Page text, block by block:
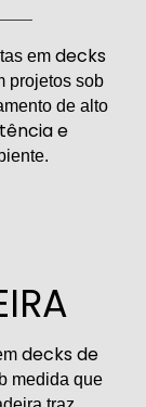
em decks
projetos sob
de alto
e
decks de
medida que